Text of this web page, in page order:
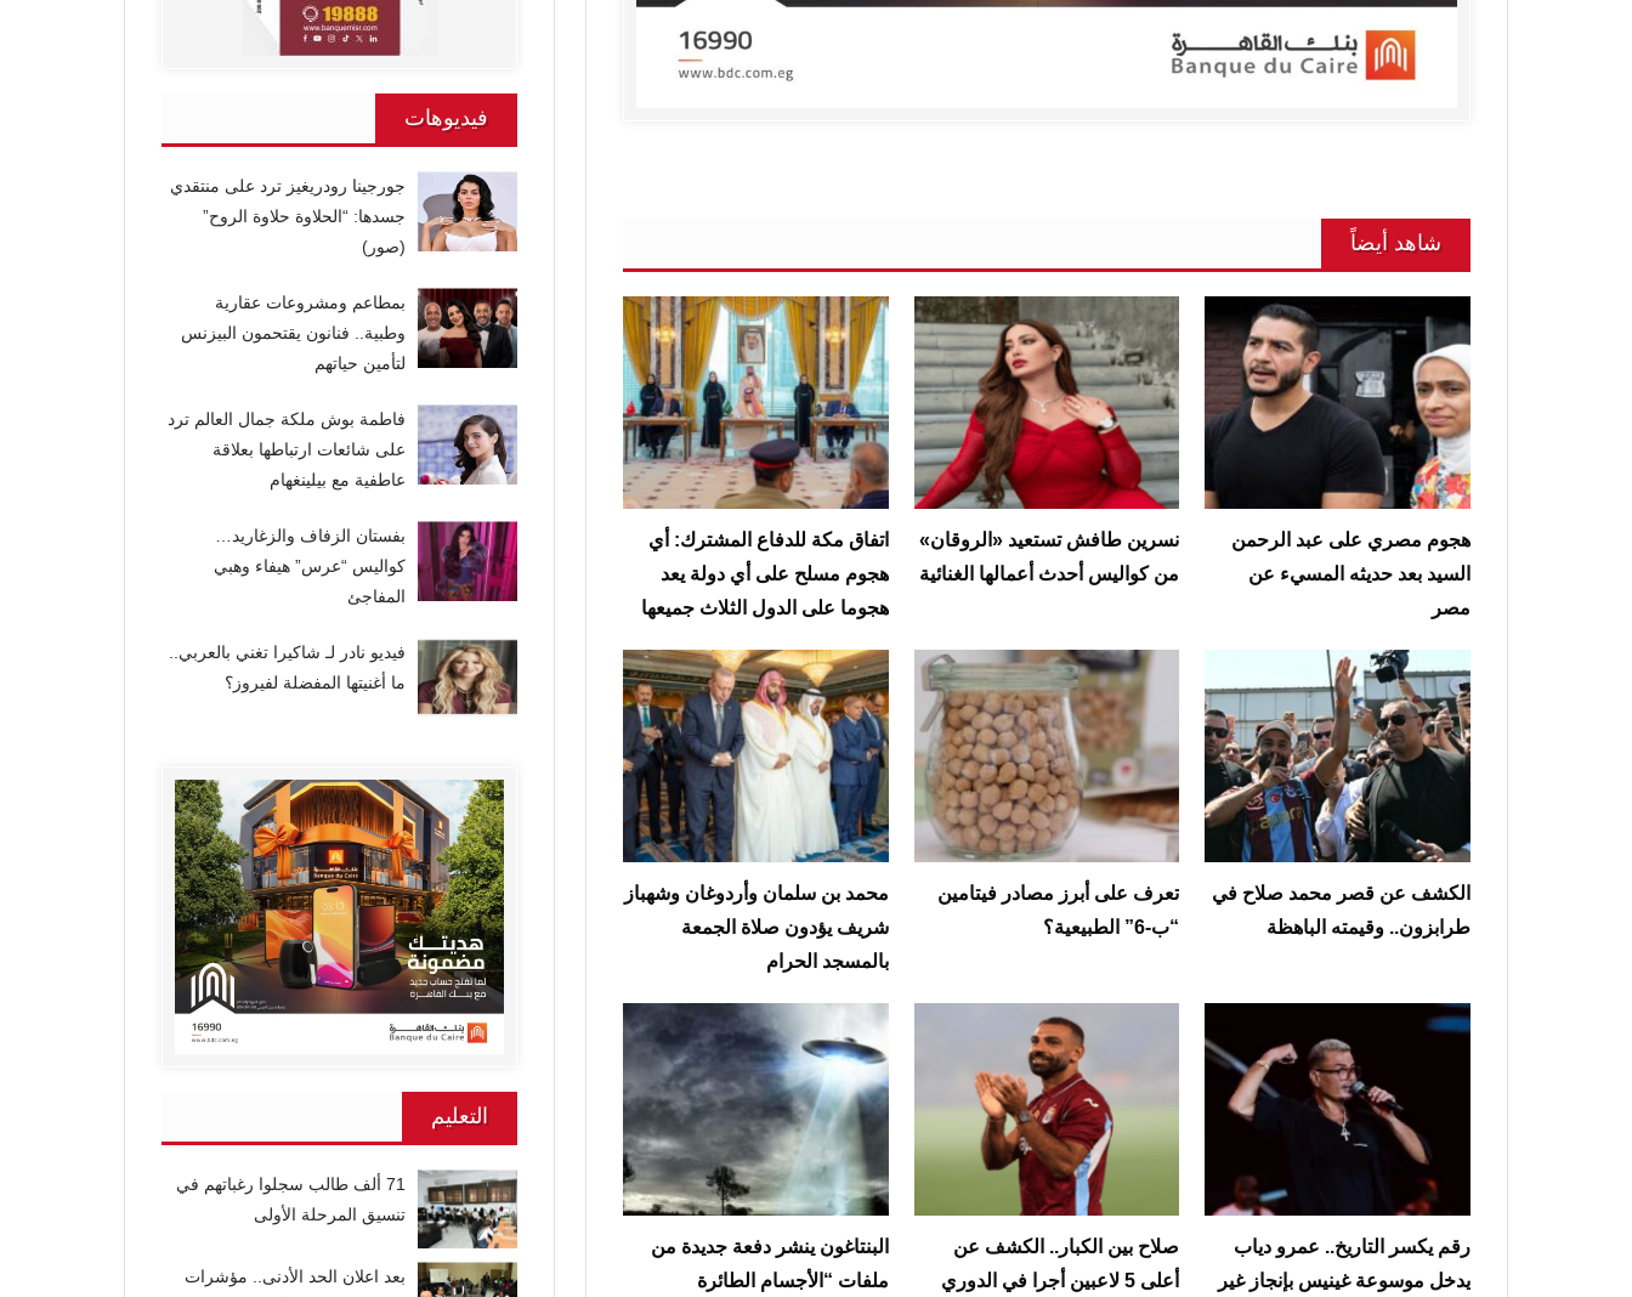
شاهد أيضاً
هجوم مصري على عبد الرحمن
السيد بعد حديثه المسيء عن
مصر
نسرين طافش تستعيد «الروقان»
من كواليس أحدث أعمالها الغنائية
‏اتفاق مكة للدفاع المشترك: أي
هجوم مسلح على أي دولة يعد
هجوما على الدول الثلاث جميعها
الكشف عن قصر محمد صلاح في
طرابزون.. وقيمته الباهظة
تعرف على أبرز مصادر فيتامين
“ب-6” الطبيعية؟
محمد بن سلمان وأردوغان وشهباز
شريف يؤدون صلاة الجمعة
بالمسجد الحرام
رقم يكسر التاريخ.. عمرو دياب
يدخل موسوعة غينيس بإنجاز غير
صلاح بين الكبار.. الكشف عن
أعلى 5 لاعبين أجرا في الدوري
البنتاغون ينشر دفعة جديدة من
ملفات “الأجسام الطائرة
فيديوهات
جورجينا رودريغيز ترد على منتقدي
جسدها: “الحلاوة حلاوة الروح”
(صور)
بمطاعم ومشروعات عقارية
وطبية.. فنانون يقتحمون البيزنس
لتأمين حياتهم
فاطمة بوش ملكة جمال العالم ترد
على شائعات ارتباطها بعلاقة
عاطفية مع بيلينغهام
بفستان الزفاف والزغاريد…
كواليس “عرس” هيفاء وهبي
المفاجئ
فيديو نادر لـ شاكيرا تغني بالعربي..
ما أغنيتها المفضلة لفيروز؟
التعليم
71 ألف طالب سجلوا رغباتهم في
تنسيق المرحلة الأولى
بعد اعلان الحد الأدنى.. مؤشرات